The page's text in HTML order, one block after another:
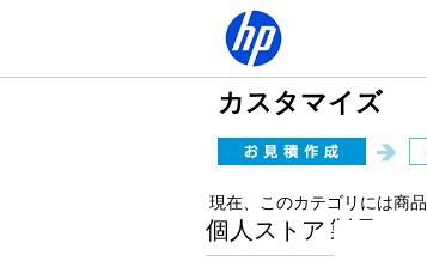
カスタマイズ
現在、このカテゴリには商品
個人ストア 製品ラ